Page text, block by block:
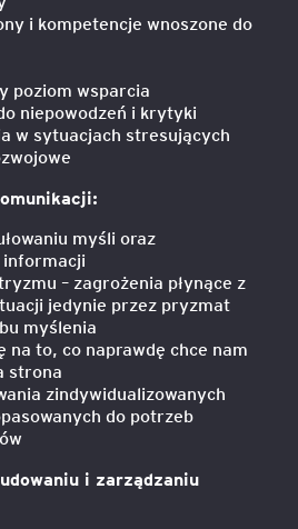
i kompetencje wnoszone do
poziom wsparcia
niepowodzeń i krytyki
w sytuacjach stresujących
myśli oraz
– zagrożenia płynące z
jedynie przez pryzmat
myślenia
na to, co naprawdę chce nam
strona
zindywidualizowanych
do potrzeb
i zarządzaniu